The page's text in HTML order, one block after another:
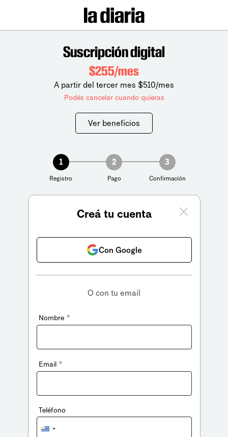
Suscripción digital
$255/mes
A partir del tercer mes $510/mes
Podés cancelar cuando quieras
Ver beneficios
1
Registro
2
Pago
3
Confirmación
Creá tu cuenta
Con Google
O con tu email
Nombre *
Email *
Teléfono
Uruguay